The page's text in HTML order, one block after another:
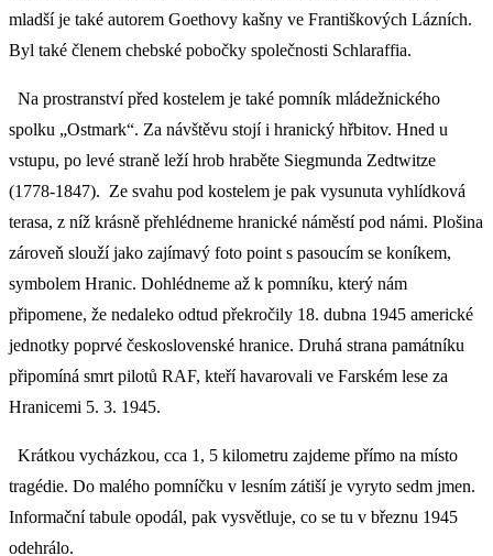
mladší je také autorem Goethovy kašny ve Františkových Lázních.
Byl také členem chebské pobočky společnosti Schlaraffia.
Na prostranství před kostelem je také pomník mládežnického
spolku „Ostmark“. Za návštěvu stojí i hranický hřbitov. Hned u
vstupu, po levé straně leží hrob hraběte Siegmunda Zedtwitze
(1778-1847). Ze svahu pod kostelem je pak vysunuta vyhlídková
terasa, z níž krásně přehlédneme hranické náměstí pod námi. Plošina
zároveň slouží jako zajímavý foto point s pasoucím se koníkem,
symbolem Hranic. Dohlédneme až k pomníku, který nám
připomene, že nedaleko odtud překročily 18. dubna 1945 americké
jednotky poprvé československé hranice. Druhá strana památníku
připomíná smrt pilotů RAF, kteří havarovali ve Farském lese za
Hranicemi 5. 3. 1945.
Krátkou vycházkou, cca 1, 5 kilometru zajdeme přímo na místo
tragédie. Do malého pomníčku v lesním zátiší je vyryto sedm jmen.
Informační tabule opodál, pak vysvětluje, co se tu v březnu 1945
odehrálo.